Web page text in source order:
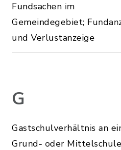
Fundsachen im
Gemeindegebiet;
und Verlustanzeige
G
Gastschulverhältnis an
Grund- oder